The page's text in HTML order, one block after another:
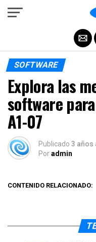
SOFTWARE
Explora las
software
A1-07
Publicado 3 años
Poradmin
CONTENIDO RELACIONADO:
Salir